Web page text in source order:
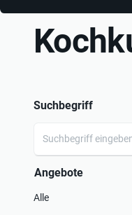
Suchbegriff
Angebote
Alle